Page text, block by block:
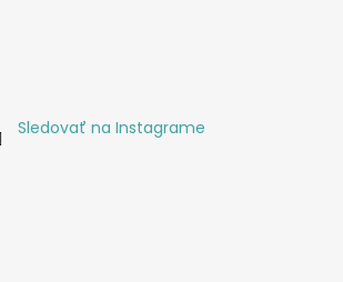
Sledovať na Instagrame